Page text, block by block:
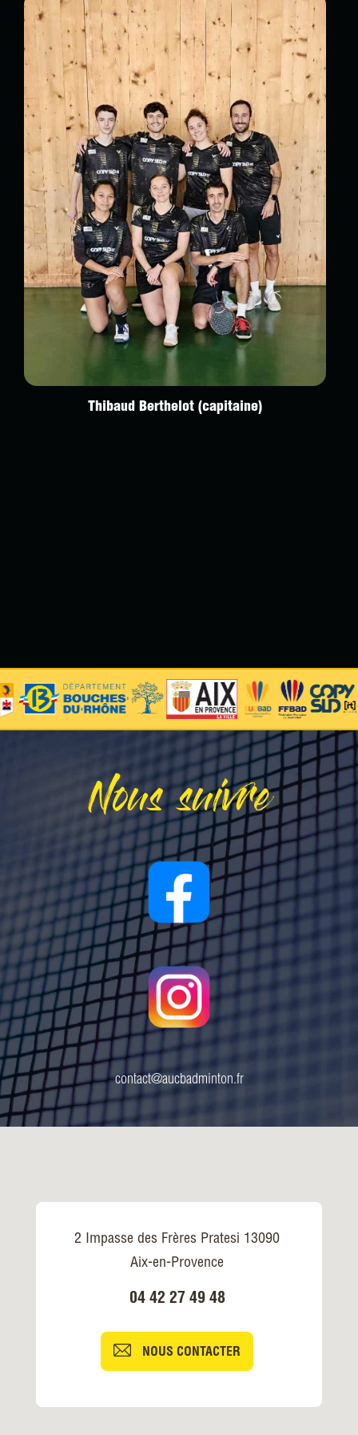
Thibaud Berthelot (capitaine)
Nous suivre
contact@aucbadminton.fr
2 Impasse des Frères Pratesi 13090
Aix-en-Provence
04 42 27 49 48
NOUS CONTACTER